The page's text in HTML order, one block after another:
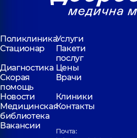
ПоликлиникаУслуги
Стационар
Пакети
послуг
Диагностика Цены
Скорая
помощь
Врачи
Новости
Клиники
Медицинская
библиотека
Контакты
Вакансии
Почта: